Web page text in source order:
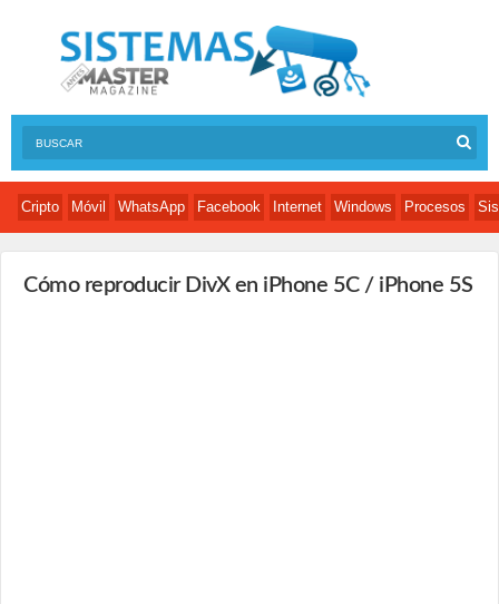
Cripto Móvil WhatsApp Facebook Internet Windows Procesos
Cómo reproducir DivX en iPhone 5C / iPhone 5S